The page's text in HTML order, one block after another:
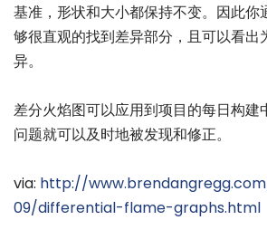
基准，形状和大小都保持不变。因此你
够很直观的找到差异部分，且可以看出
异。
差分火焰图可以应用到项目的每日构建
问题就可以及时地被发现和修正。
via: http://
09/differential-flame-graphs.html